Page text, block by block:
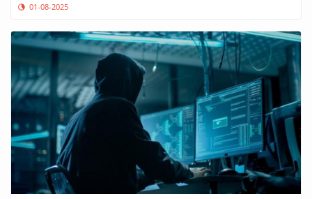
01-08-2025